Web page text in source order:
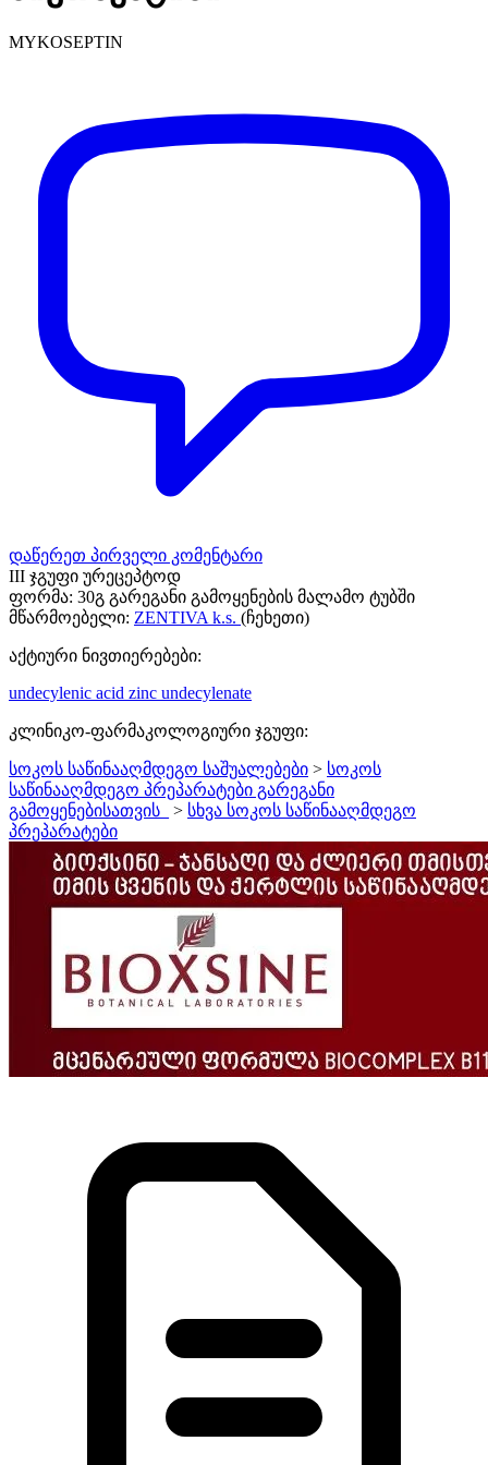
MYKOSEPTIN
დაწერეთ პირველი კომენტარი
III ჯგუფი ურეცეპტოდ
ფორმა: 30გ გარეგანი გამოყენების მალამო ტუბში
მწარმოებელი: ZENTIVA k.s. (ჩეხეთი)
აქტიური ნივთიერებები:
undecylenic acid zinc undecylenate
კლინიკო-ფარმაკოლოგიური ჯგუფი:
სოკოს საწინააღმდეგო საშუალებები > სოკოს
საწინააღმდეგო პრეპარატები გარეგანი
გამოყენებისათვის_
> სხვა სოკოს საწინააღმდეგო
პრეპარატები